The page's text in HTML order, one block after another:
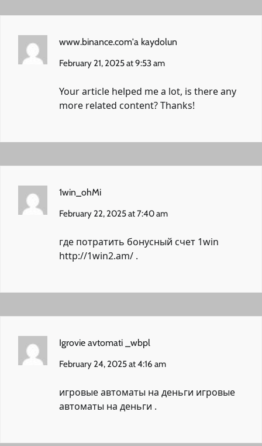
www.binance.com'a kaydolun
February 21, 2025 at 9:53 am
Your article helped me a lot, is there any
more related content? Thanks!
1win_ohMi
February 22, 2025 at 7:40 am
где потратить бонусный счет 1win
http://1win2.am/ .
Igrovie avtomati _wbpl
February 24, 2025 at 4:16 am
игровые автоматы на деньги игровые
автоматы на деньги .